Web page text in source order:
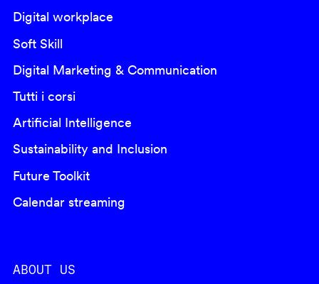
Digital workplace
Soft Skill
Digital Marketing & Communication
Tutti i corsi
Artificial Intelligence
Sustainability and Inclusion
Future Toolkit
Calendar streaming
ABOUT US